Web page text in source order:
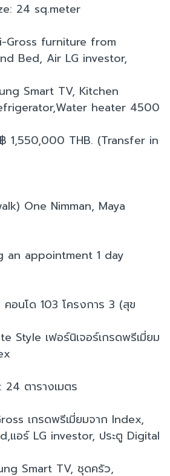
24 sq.meter
Gross furniture from
Bed, Air LG investor,
Smart TV, Kitchen
heater 4500
1,550,000 THB. (Transfer in
One Nimman, Maya
an appointment 1 day
อนโด 103 โครงการ 3 (สุข
Style เฟอร์นิเจอร์เกรดพรีเมี่ยม
ตารางเมตร
เกรดพรีเมี่ยมจาก Index,
แอร์ LG investor, ประตู Digital
Smart TV, ชุดครัว,